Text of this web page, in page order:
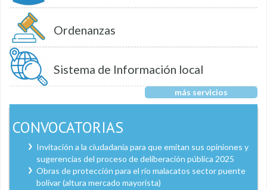
Ordenanzas
Sistema de Información local
más servicios
CONVOCATORIAS
Invitación a la ciudadanía para que emitan sus opiniones y
sugerencias del proceso de deliberación pública 2025
Obras de protección para el río malacatos sector puente
bolívar (altura mercado mayorista)